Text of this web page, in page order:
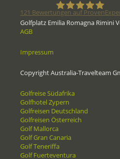
121 Bewertungen auf
Golfplatz Emilia Romagna Rimini
AGB
Impressum
Copyright Australia-Travelteam
Golfreise Südafrika
Golfhotel Zypern
Golfreisen Deutschland
Golfreisen Österreich
Golf Mallorca
Golf Gran Canaria
Golf Teneriffa
Golf Fuerteventura